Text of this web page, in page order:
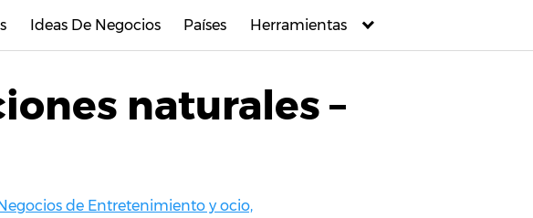
Ideas De Negocios Países Herramientas
naturales –
de Entretenimiento y ocio,